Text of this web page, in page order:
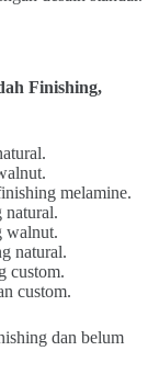
Finishing,
melamine.
walnut.
natural.
custom.
custom.
dan belum